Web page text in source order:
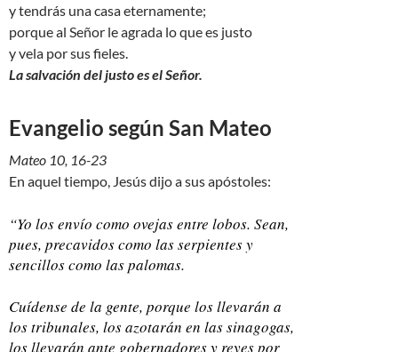
y tendrás una casa eternamente;
porque al Señor le agrada lo que es justo
y vela por sus fieles.
La salvación del justo es el Señor.
Evangelio según San Mateo
Mateo 10, 16-23
En aquel tiempo, Jesús dijo a sus apóstoles:
“Yo los envío como ovejas entre lobos. Sean,
pues, precavidos como las serpientes y
sencillos como las palomas.
Cuídense de la gente, porque los llevarán a
los tribunales, los azotarán en las sinagogas,
los llevarán ante gobernadores y reyes por